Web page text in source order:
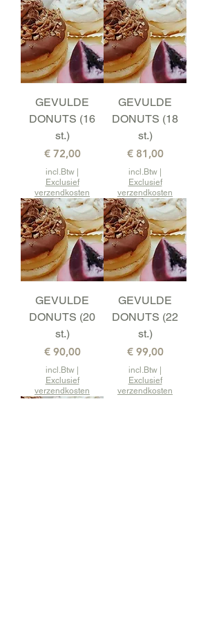
GEVULDE
DONUTS (16
st.)
Prijs
€ 72,00
incl.Btw |
Exclusief
verzendkosten
GEVULDE
DONUTS (18
st.)
Prijs
€ 81,00
incl.Btw |
Exclusief
verzendkosten
GEVULDE
DONUTS (20
st.)
Prijs
€ 90,00
incl.Btw |
Exclusief
verzendkosten
GEVULDE
DONUTS (22
st.)
Prijs
€ 99,00
incl.Btw |
Exclusief
verzendkosten